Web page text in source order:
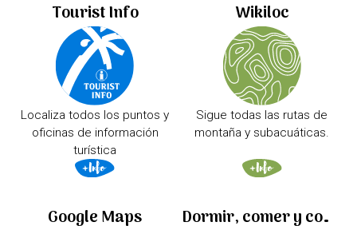
Tourist Info
Localiza todos los puntos y
oficinas de información
turística
Wikiloc
Sigue todas las rutas de
montaña y subacuáticas.
Google Maps Dormir, comer y comprar